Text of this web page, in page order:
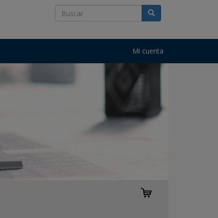
Mi cuenta